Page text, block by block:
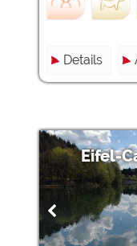
Details
Eifel-